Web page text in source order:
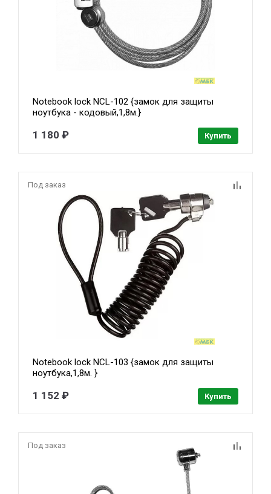
Notebook lock NCL-102 {замок для защиты
ноутбука - кодовый,1,8м.}
1 180 ₽ Купить
Под заказ
Notebook lock NCL-103 {замок для защиты
ноутбука,1,8м. }
1 152 ₽ Купить
Под заказ